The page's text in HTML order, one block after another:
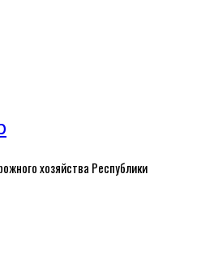
хозяйства Республики